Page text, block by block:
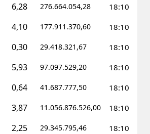
6,28 276.664.054,28 18:10
4,10 177.911.370,60 18:10
0,30 29.418.321,67 18:10
5,93 97.097.529,20 18:10
0,64 41.687.777,50 18:10
3,87 11.056.876.526,00 18:10
2,25 29.345.795,46 18:10